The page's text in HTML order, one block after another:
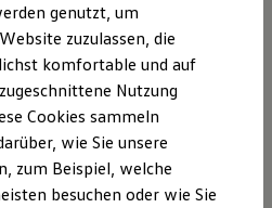
Garantien
für Nutzfahrzeuge
Freiburg im Breisgau
genutzt, um
zuzulassen, die
komfortable und auf
Nutzung
Cookies sammeln
wie Sie unsere
zum Beispiel, welche
besuchen oder wie Sie